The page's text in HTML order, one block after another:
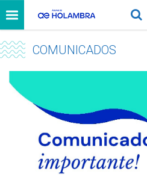
COMUNICADOS